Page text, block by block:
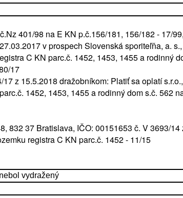
401/98 na E KN p.č.156/181, 156/182 - 17/
v prospech Slovenská sporiteľňa, a.
C KN parc.č. 1452, 1453, 1455 a rodinný
17
z 15.5.2018 dražobníkom: Platiť sa oplatí
1452, 1453, 1455 a rodinný dom s.č. 562
832 37 Bratislava, IČO: 00151653 č. V 3693/
registra C KN parc.č. 1452 - 11/15
vydražený